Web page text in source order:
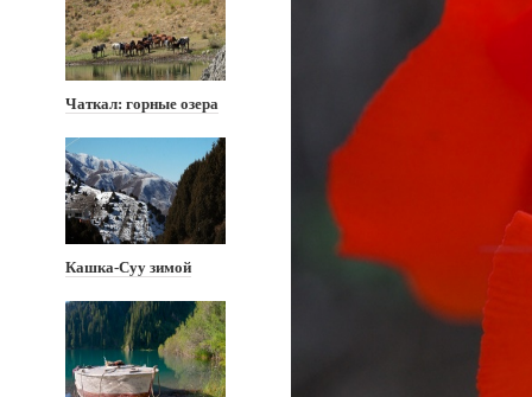
Чаткал: горные озера
Кашка-Суу зимой